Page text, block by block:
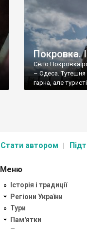
Покровка.
Село Покровка
– Одеса. Тутешня
гарна, але
1794 році. Нині
Стати автором
Меню
Історія і традиції
Регіони України
Тури
Пам'ятки